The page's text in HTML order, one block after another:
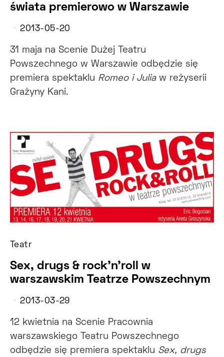
świata premierowo w Warszawie
2013-05-20
31 maja na Scenie Dużej Teatru
Powszechnego w Warszawie odbędzie się
premiera spektaklu Romeo i Juliaw reżyserii
Grażyny Kani.
Teatr
Sex, drugs & rock’n’roll w
warszawskim Teatrze Powszechnym
2013-03-29
12 kwietnia na Scenie Pracownia
warszawskiego Teatru Powszechnego
odbędzie się premiera spektaklu Sex, drugs